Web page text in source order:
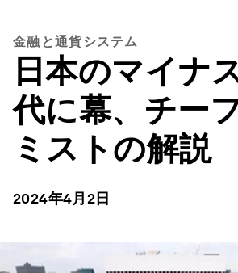
金融と通貨システム
日本のマイナ
代に幕、チー
ミストの解説
2024年4月2日